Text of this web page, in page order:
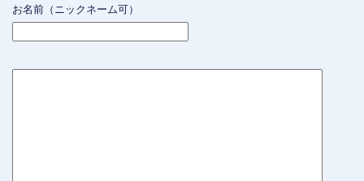
お名前（ニックネーム可）